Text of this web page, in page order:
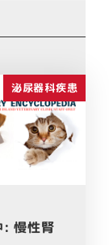
泌尿器科疾患
: 慢性腎